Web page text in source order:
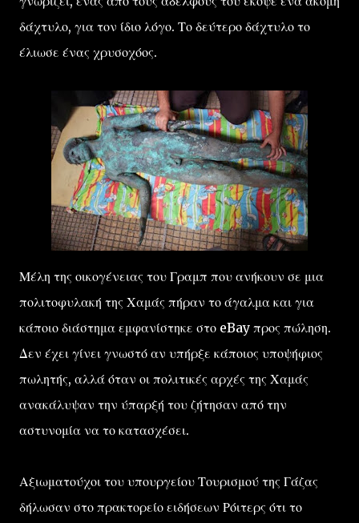
δάχτυλο, για τον ίδιο λόγο. Το δεύτερο δάχτυλο το
έλιωσε ένας χρυσοχόος.
Μέλη της οικογένειας του Γραμπ που ανήκουν σε μια
πολιτοφυλακή της Χαμάς πήραν το άγαλμα και για
κάποιο διάστημα εμφανίστηκε στο eBay προς πώληση.
Δεν έχει γίνει γνωστό αν υπήρξε κάποιος υποψήφιος
πωλητής, αλλά όταν οι πολιτικές αρχές της Χαμάς
ανακάλυψαν την ύπαρξή του ζήτησαν από την
αστυνομία να το κατασχέσει.
Αξιωματούχοι του υπουργείου Τουρισμού της Γάζας
δήλωσαν στο πρακτορείο ειδήσεων Ρόιτερς ότι το